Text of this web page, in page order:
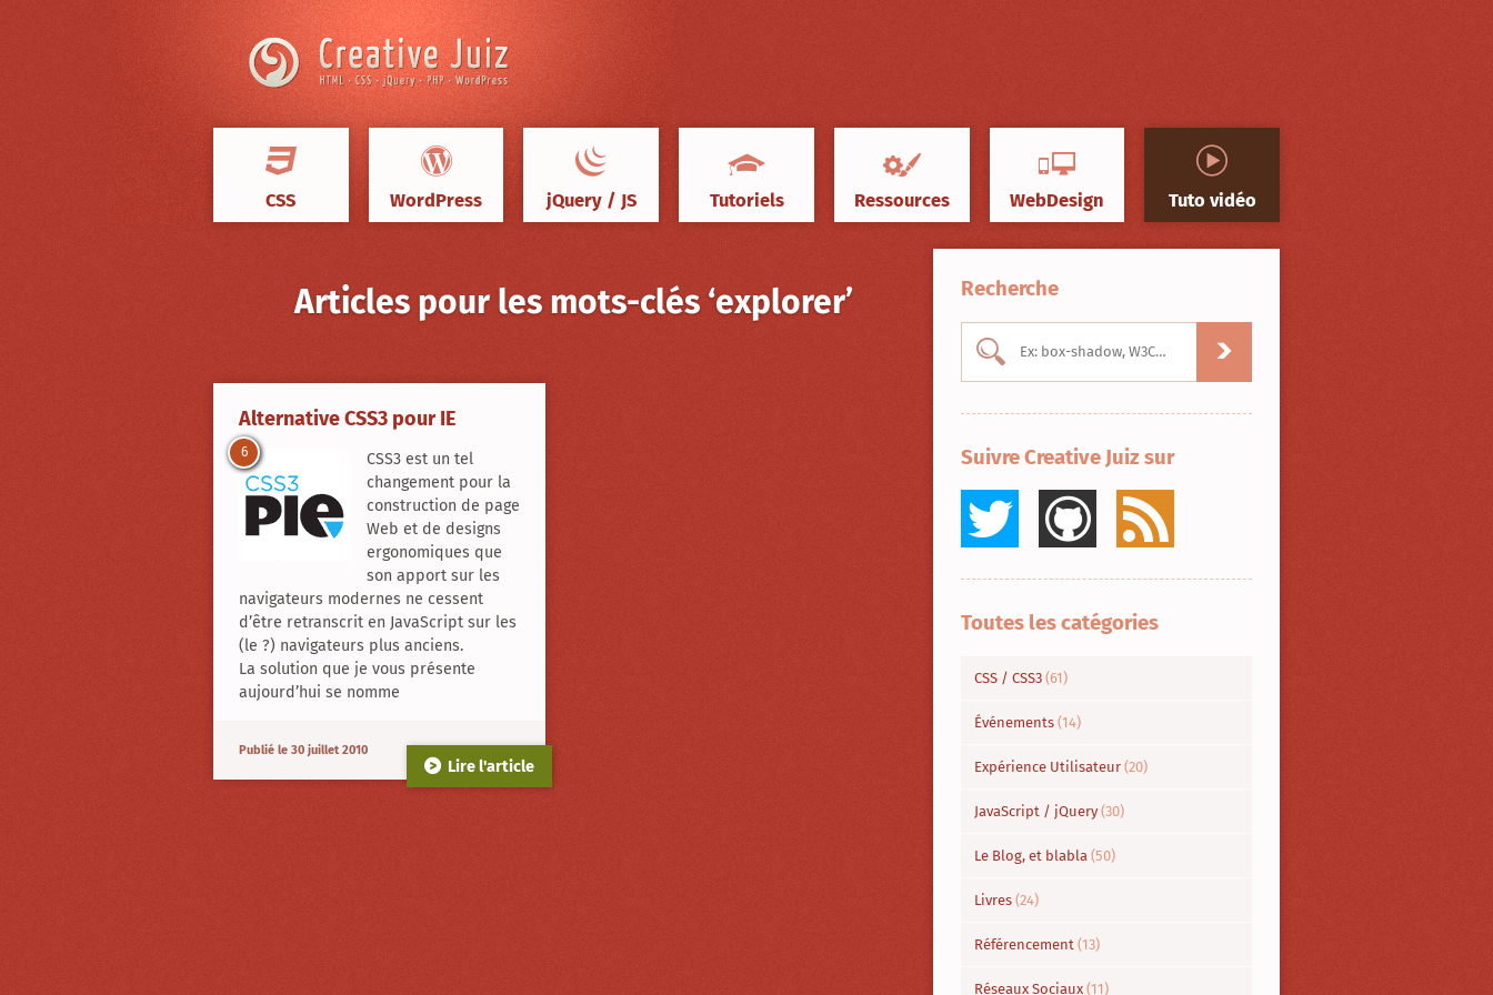
CSS WordPress jQuery / JS Tutoriels Ressources WebDesign Tuto vidéo
Articles pour les mots-clés ‘explorer’
Articles
propos
Alternative
Alternative CSS3 pour IE
6
CSS3 est un tel
changement pour la
construction de page
Web et de designs
ergonomiques que
son apport sur les
navigateurs modernes ne cessent
d’être retranscrit en JavaScript sur les
(le ?) navigateurs plus anciens.
La solution que je vous présente
aujourd’hui se nomme
Publié le 30 juillet 2010
Lire l'article
Recherche
Suivre Creative Juiz sur
Toutes les catégories
CSS / CSS3 (61)
Événements (14)
Expérience Utilisateur (20)
JavaScript / jQuery (30)
Le Blog, et blabla (50)
Livres (24)
Référencement (13)
Réseaux Sociaux (11)